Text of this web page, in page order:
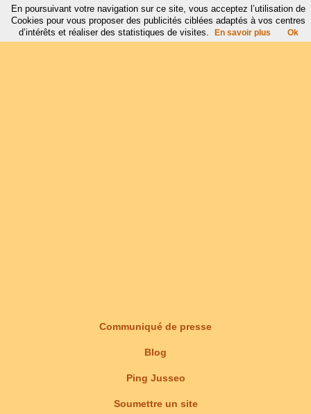
Communiqué de presse
Blog
Ping Jusseo
Soumettre un site
En poursuivant votre navigation sur ce site, vous acceptez l’utilisation de
Cookies pour vous proposer des publicités ciblées adaptés à vos centres
d’intérêts et réaliser des statistiques de visites.
En savoir plus Ok